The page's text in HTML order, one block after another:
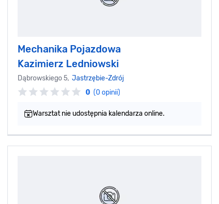
Mechanika Pojazdowa
Kazimierz Ledniowski
Dąbrowskiego 5, Jastrzębie-Zdrój
0 (0 opinii)
Warsztat nie udostępnia kalendarza online.